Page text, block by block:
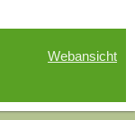
Webansicht